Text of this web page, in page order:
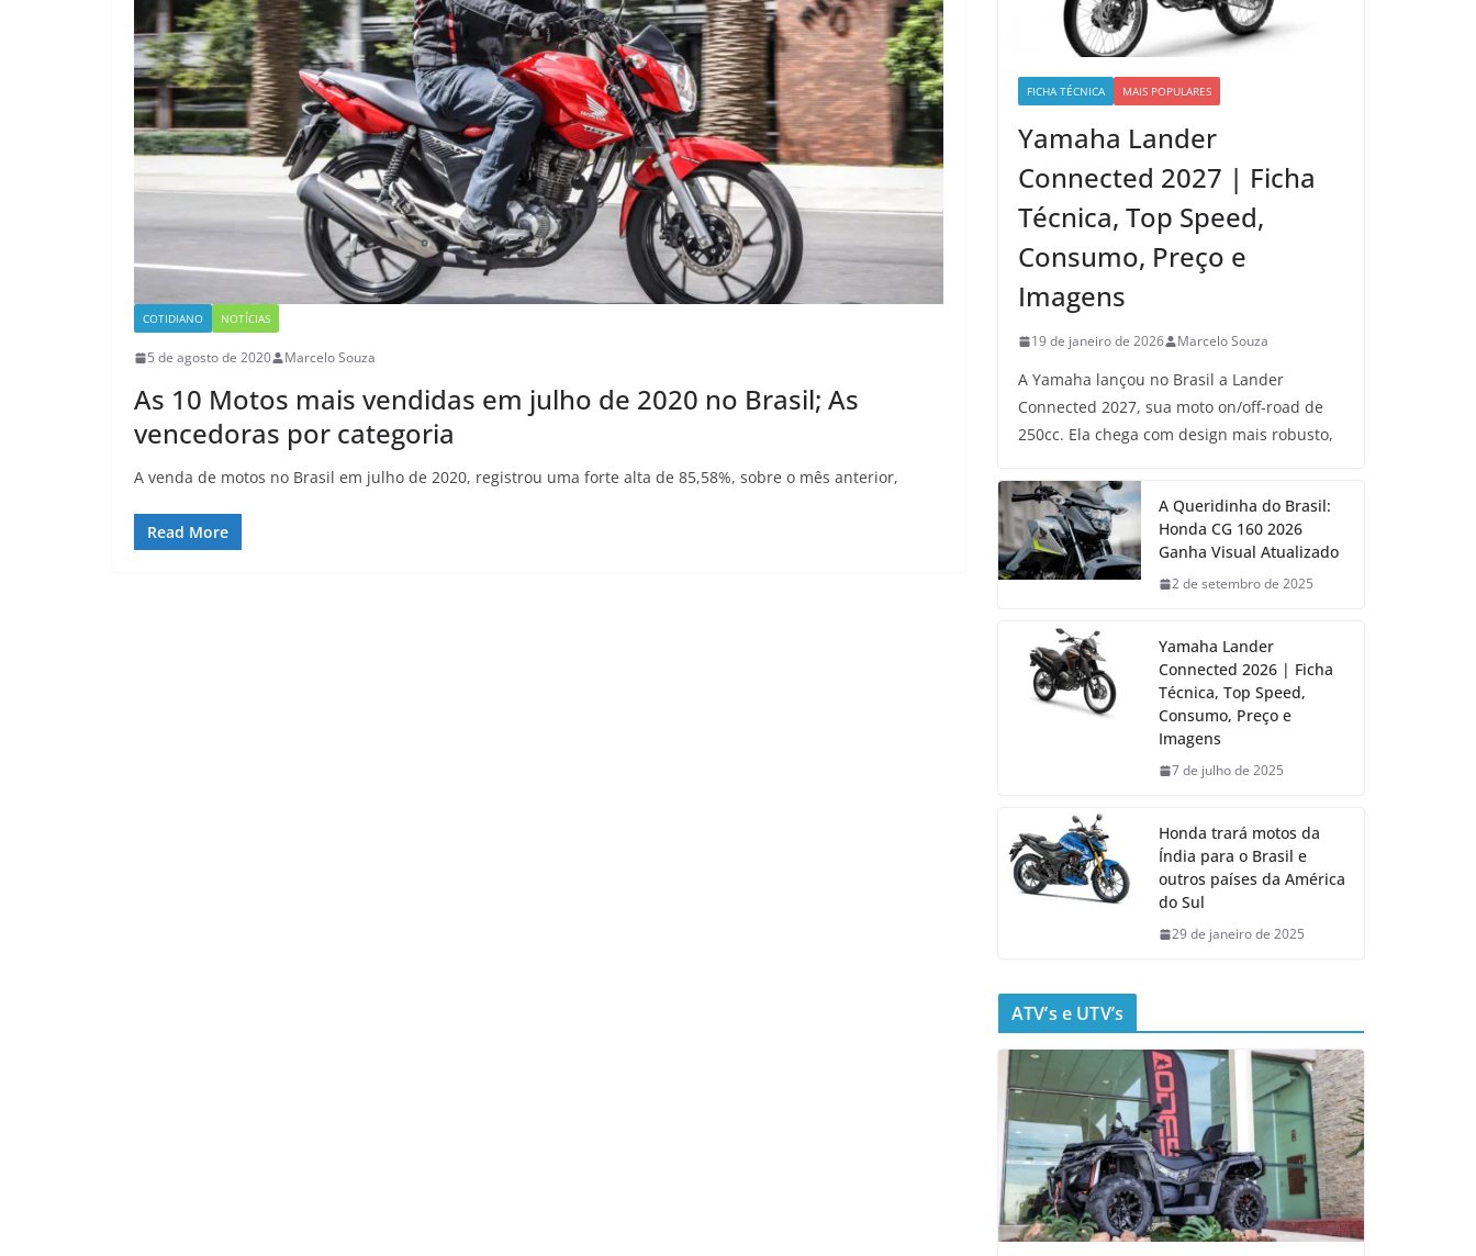
COTIDIANO NOTÍCIAS
5 de agosto de 2020 Marcelo Souza
As 10 Motos mais vendidas em julho de 2020 no Brasil; As
vencedoras por categoria
A venda de motos no Brasil em julho de 2020, registrou uma forte alta de 85,58%, sobre o mês anterior,
Read More
FICHA TÉCNICA MAIS POPULARES
Yamaha Lander
Connected 2027 | Ficha
Técnica, Top Speed,
Consumo, Preço e
Imagens
19 de janeiro de 2026 Marcelo Souza
A Yamaha lançou no Brasil a Lander
Connected 2027, sua moto on/off-road de
250cc. Ela chega com design mais robusto,
A Queridinha do Brasil:
Honda CG 160 2026
Ganha Visual Atualizado
2 de setembro de 2025
Yamaha Lander
Connected 2026 | Ficha
Técnica, Top Speed,
Consumo, Preço e
Imagens
7 de julho de 2025
Honda trará motos da
Índia para o Brasil e
outros países da América
do Sul
29 de janeiro de 2025
ATV’s e UTV’s